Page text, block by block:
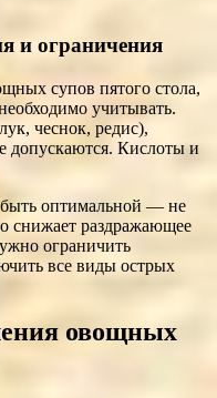
и ограничения
супов пятого стола,
учитывать.
чеснок, редис),
допускаются. Кислоты и
оптимальной — не
снижает раздражающее
ограничить
все виды острых
овощных